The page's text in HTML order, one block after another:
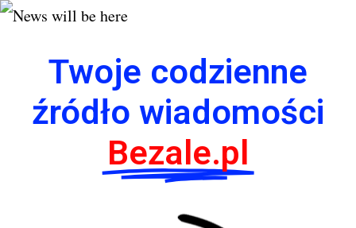
Twoje codzienne
źródło wiadomości
Bezale.pl